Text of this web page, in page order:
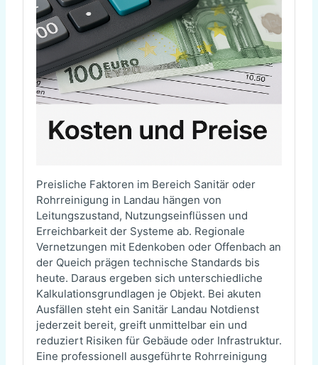
Preisliche Faktoren im Bereich Sanitär oder
Rohrreinigung in Landau hängen von
Leitungszustand, Nutzungseinflüssen und
Erreichbarkeit der Systeme ab. Regionale
Vernetzungen mit Edenkoben oder Offenbach an
der Queich prägen technische Standards bis
heute. Daraus ergeben sich unterschiedliche
Kalkulationsgrundlagen je Objekt. Bei akuten
Ausfällen steht ein Sanitär Landau Notdienst
jederzeit bereit, greift unmittelbar ein und
reduziert Risiken für Gebäude oder Infrastruktur.
Eine professionell ausgeführte Rohrreinigung